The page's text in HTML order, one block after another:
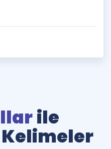
ile
Kelimeler